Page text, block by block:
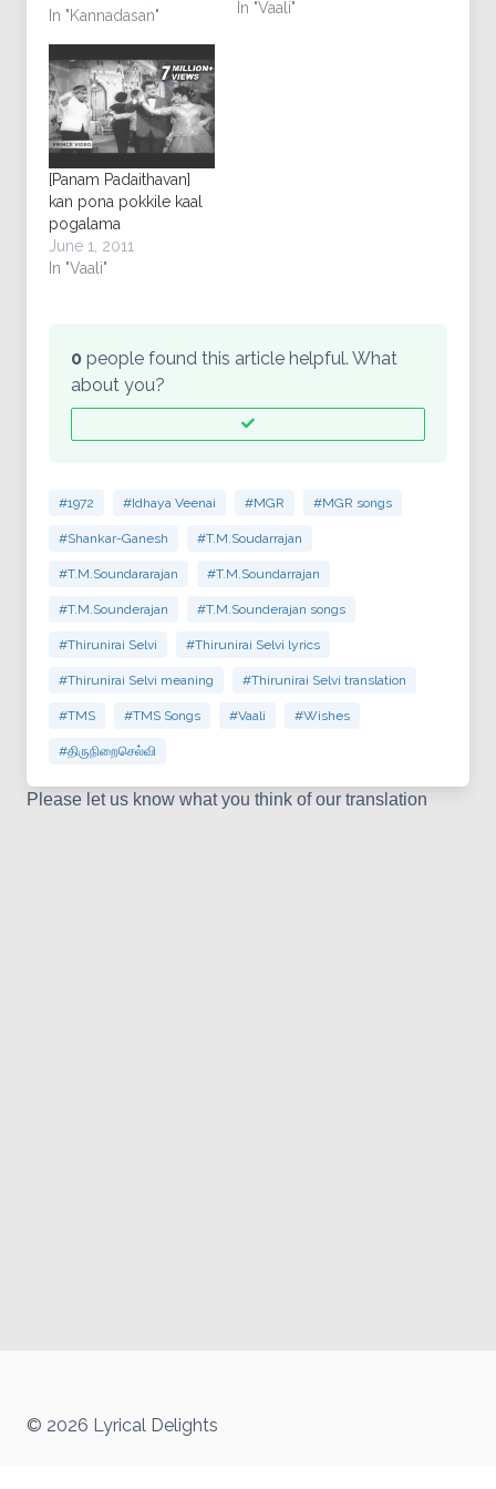
In "Kannadasan"
In "Vaali"
[Panam Padaithavan]
kan pona pokkile kaal
pogalama
June 1, 2011
In "Vaali"
0 people found this article helpful. What
about you?
#1972 #Idhaya Veenai #MGR #MGR songs
#Shankar-Ganesh #T.M.Soudarrajan
#T.M.Soundararajan #T.M.Soundarrajan
#T.M.Sounderajan #T.M.Sounderajan songs
#Thirunirai Selvi #Thirunirai Selvi lyrics
#Thirunirai Selvi meaning #Thirunirai Selvi translation
#TMS #TMS Songs #Vaali #Wishes
#திருநிறைசெல்வி
Please let us know what you think of our translation
© 2026 Lyrical Delights